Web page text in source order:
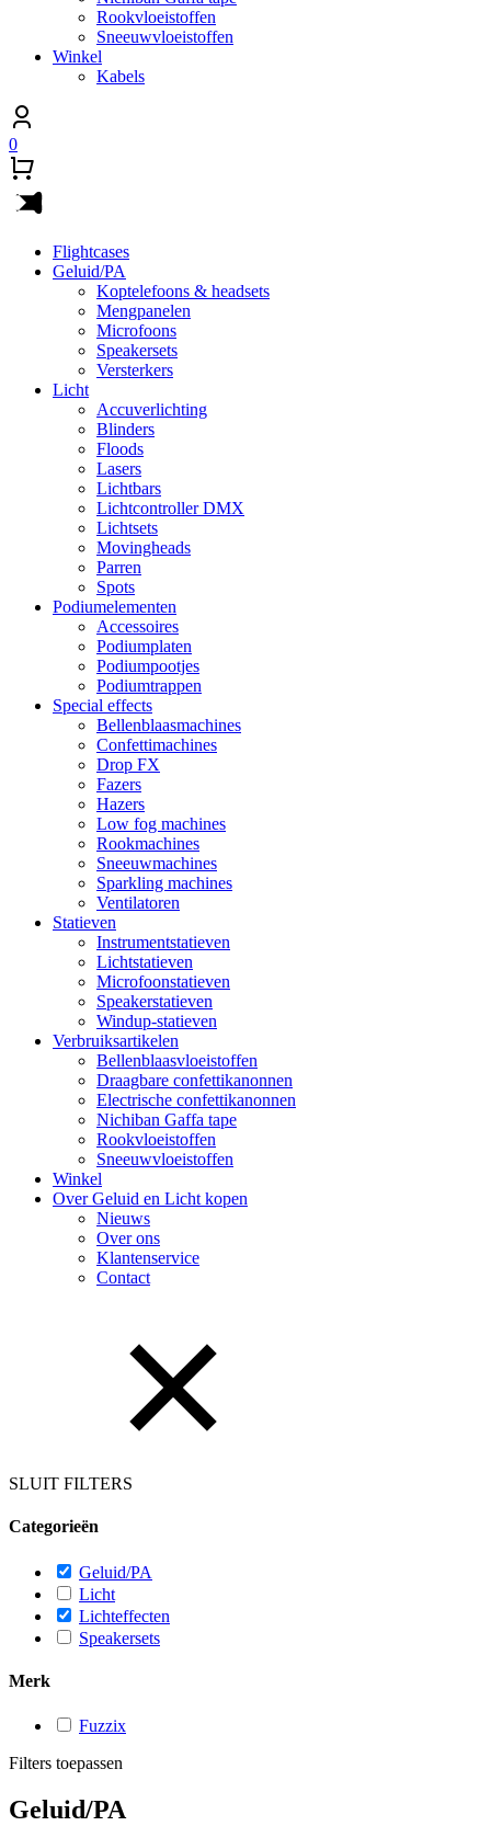
Rookvloeistoffen
Sneeuwvloeistoffen
Winkel
Kabels
0
Flightcases
Geluid/PA
Koptelefoons & headsets
Mengpanelen
Microfoons
Speakersets
Versterkers
Licht
Accuverlichting
Blinders
Floods
Lasers
Lichtbars
Lichtcontroller DMX
Lichtsets
Movingheads
Parren
Spots
Podiumelementen
Accessoires
Podiumplaten
Podiumpootjes
Podiumtrappen
Special effects
Bellenblaasmachines
Confettimachines
Drop FX
Fazers
Hazers
Low fog machines
Rookmachines
Sneeuwmachines
Sparkling machines
Ventilatoren
Statieven
Instrumentstatieven
Lichtstatieven
Microfoonstatieven
Speakerstatieven
Windup-statieven
Verbruiksartikelen
Bellenblaasvloeistoffen
Draagbare confettikanonnen
Electrische confettikanonnen
Nichiban Gaffa tape
Rookvloeistoffen
Sneeuwvloeistoffen
Winkel
Over Geluid en Licht kopen
Nieuws
Over ons
Klantenservice
Contact
SLUIT FILTERS
Categorieën
Geluid/PA
Licht
Lichteffecten
Speakersets
Merk
Fuzzix
Filters toepassen
Geluid/PA